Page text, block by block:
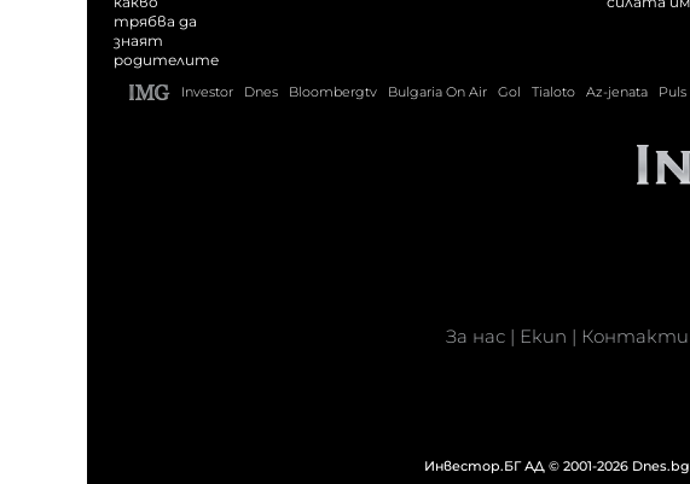
Investor Dnes Bloombergtv Bulgaria On Air Gol Tialoto Az-jenata Puls
За нас| Екип | Контакти
Инвестор.БГ АД © 2001-2026 Dnes.bg